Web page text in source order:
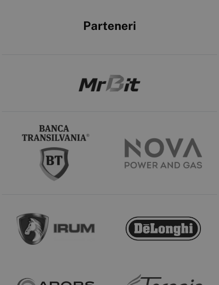
Parteneri